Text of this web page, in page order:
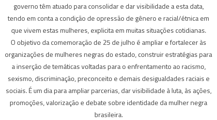
governo têm atuado para consolidar e dar visibilidade a esta data,
tendo em conta a condição de opressão de gênero e racial/étnica em
que vivem estas mulheres, explicita em muitas situações cotidianas.
O objetivo da comemoração de 25 de julho é ampliar e fortalecer às
organizações de mulheres negras do estado, construir estratégias para
a inserção de temáticas voltadas para o enfrentamento ao racismo,
sexismo, discriminação, preconceito e demais desigualdades raciais e
sociais. É um dia para ampliar parcerias, dar visibilidade à luta, às ações,
promoções, valorização e debate sobre identidade da mulher negra
brasileira.